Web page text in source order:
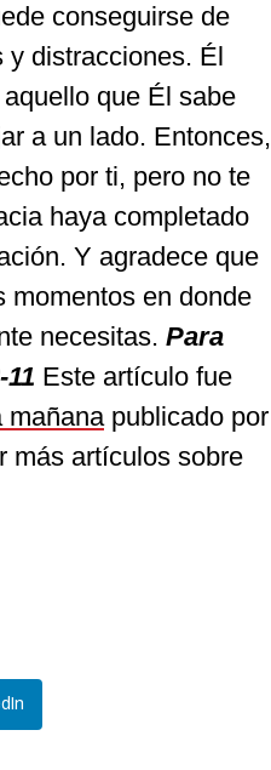
conseguirse de
y distracciones. Él
que Él sabe
a un lado. Entonces,
por ti, pero no te
haya completado
Y agradece que
momentos en donde
necesitas. Para
Este artículo fue
mañanapublicado por
más artículos sobre